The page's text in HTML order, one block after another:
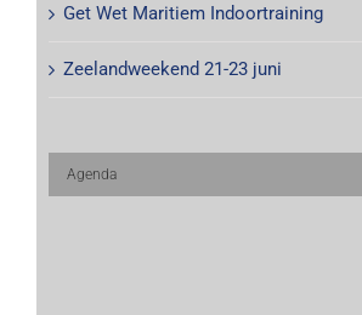
Get Wet Maritiem Indoortraining
Zeelandweekend 21-23 juni
Agenda